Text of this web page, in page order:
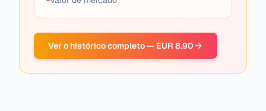
Ver o histórico completo — EUR 8.90